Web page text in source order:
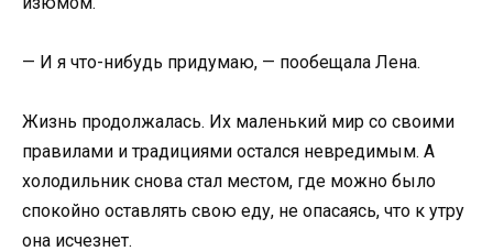
— И я что-нибудь придумаю, — пообещала Лена.
Жизнь продолжалась. Их маленький мир со своими
правилами и традициями остался невредимым. А
холодильник снова стал местом, где можно было
спокойно оставлять свою еду, не опасаясь, что к утру
она исчезнет.